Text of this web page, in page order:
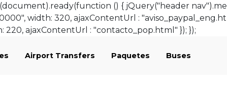
() { jQuery("header
width: 320, ajaxContentUrl :
220, ajaxContentUrl : "contacto_pop.html" }); });
Airport Transfers Paquetes Buses